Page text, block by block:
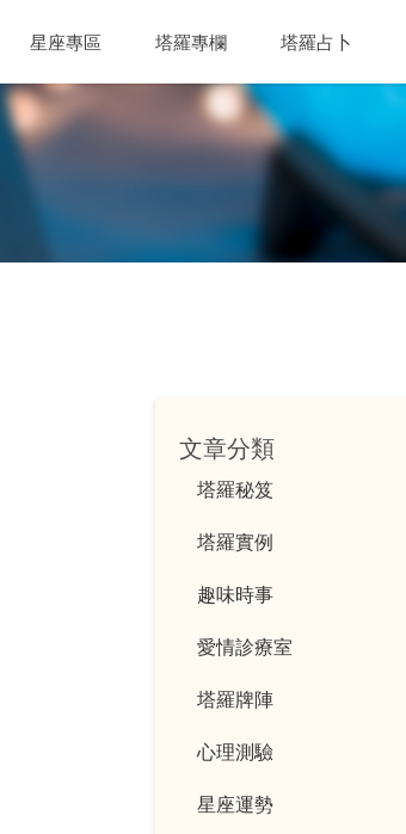
星座專區 塔羅專欄 塔羅占卜
文章分類
塔羅秘笈
塔羅實例
趣味時事
愛情診療室
塔羅牌陣
心理測驗
星座運勢